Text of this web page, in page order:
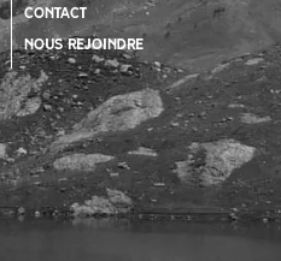
contact
nous rejoindre